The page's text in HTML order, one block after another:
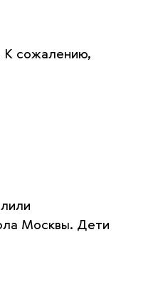
К сожалению,
Москвы. Дети